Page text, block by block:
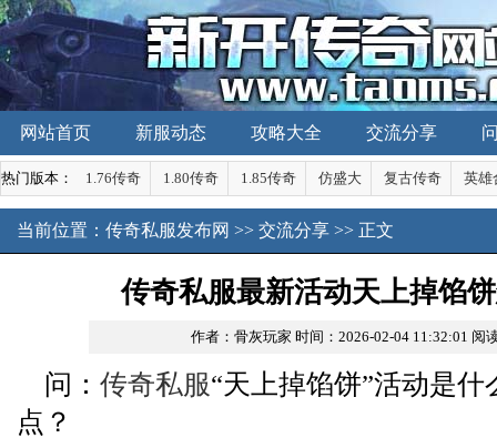
网站首页 新服动态 攻略大全 交流分享
热门版本： 1.76传奇 1.80传奇 1.85传奇 仿盛大 复古传奇 英雄
当前位置： 传奇私服发布网 >> 交流分享 >> 正文
传奇私服最新活动天上掉馅
作者：骨灰玩家 时间：2026-02-04 11:32:01 阅
问： 传奇私服“天上掉馅饼”活动是
点？